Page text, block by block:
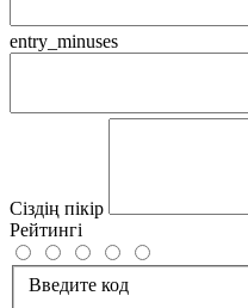
entry_minuses
Сіздің пікір
Рейтингі
Введите код